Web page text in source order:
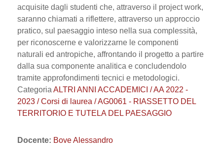
acquisite dagli studenti che, attraverso il project work,
saranno chiamati a riflettere, attraverso un approccio
pratico, sul paesaggio inteso nella sua complessità,
per riconoscerne e valorizzarne le componenti
naturali ed antropiche, affrontando il progetto a partire
dalla sua componente analitica e concludendolo
tramite approfondimenti tecnici e metodologici.
Categoria ALTRI ANNI ACCADEMICI / AA 2022 -
2023 / Corsi di laurea / AG0061 - RIASSETTO DEL
TERRITORIO E TUTELA DEL PAESAGGIO
Docente: Bove Alessandro